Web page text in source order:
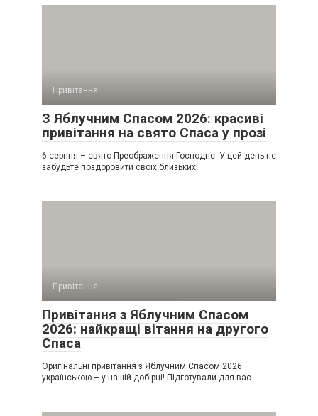
Привітання
З Яблучним Спасом 2026: красиві
привітання на свято Спаса у прозі
6 серпня – свято Преображення Господнє. У цей день не
забудьте поздоровити своїх близьких
Привітання
Привітання з Яблучним Спасом
2026: найкращі вітання на другого
Спаса
Оригінальні привітання з Яблучним Спасом 2026
українською – у нашій добірці! Підготували для вас